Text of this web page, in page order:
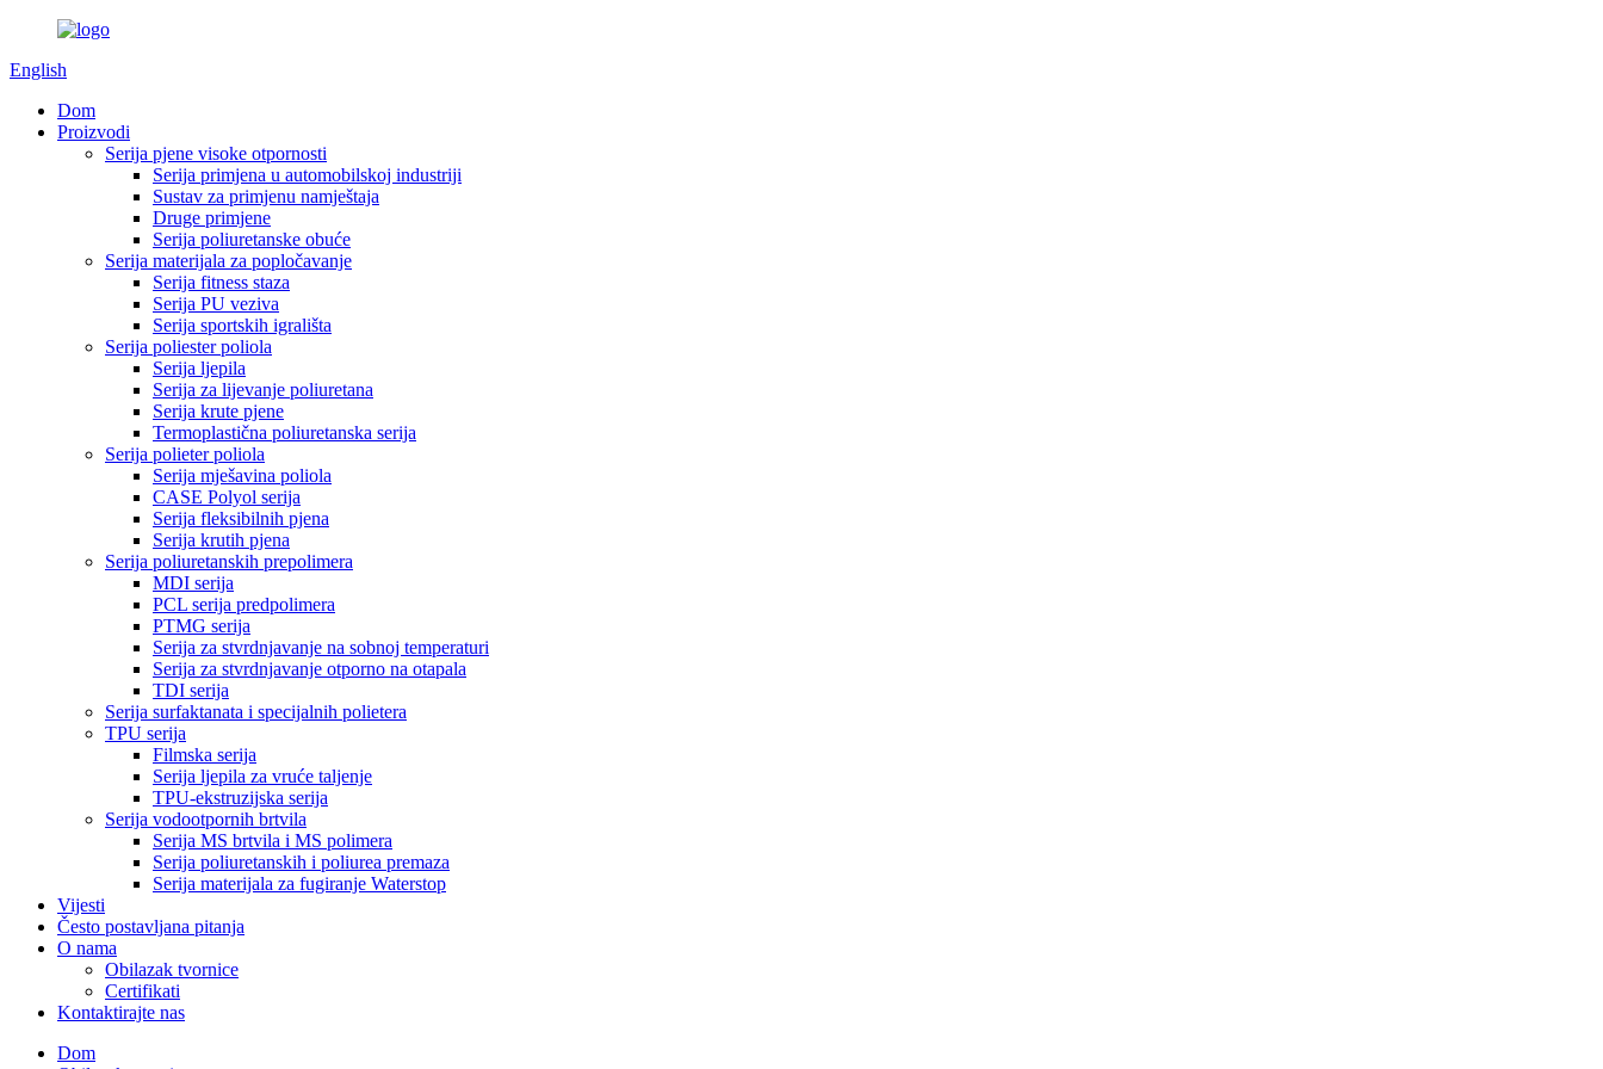
English
Dom
Proizvodi
Serija pjene visoke otpornosti
Serija primjena u automobilskoj industriji
Sustav za primjenu namještaja
Druge primjene
Serija poliuretanske obuće
Serija materijala za popločavanje
Serija fitness staza
Serija PU veziva
Serija sportskih igrališta
Serija poliester poliola
Serija ljepila
Serija za lijevanje poliuretana
Serija krute pjene
Termoplastična poliuretanska serija
Serija polieter poliola
Serija mješavina poliola
CASE Polyol serija
Serija fleksibilnih pjena
Serija krutih pjena
Serija poliuretanskih prepolimera
MDI serija
PCL serija predpolimera
PTMG serija
Serija za stvrdnjavanje na sobnoj temperaturi
Serija za stvrdnjavanje otporno na otapala
TDI serija
Serija surfaktanata i specijalnih polietera
TPU serija
Filmska serija
Serija ljepila za vruće taljenje
TPU-ekstruzijska serija
Serija vodootpornih brtvila
Serija MS brtvila i MS polimera
Serija poliuretanskih i poliurea premaza
Serija materijala za fugiranje Waterstop
Vijesti
Često postavljana pitanja
O nama
Obilazak tvornice
Certifikati
Kontaktirajte nas
Dom